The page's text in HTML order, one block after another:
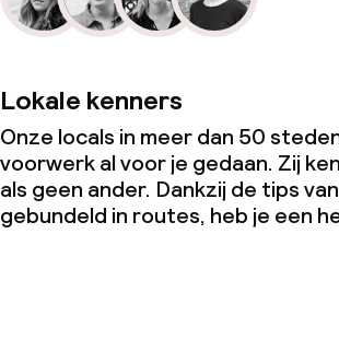
Lokale kenners
Onze locals in meer dan 50
voorwerk al voor je gedaan. Zij
als geen ander. Dankzij de tips
gebundeld in routes, heb je een